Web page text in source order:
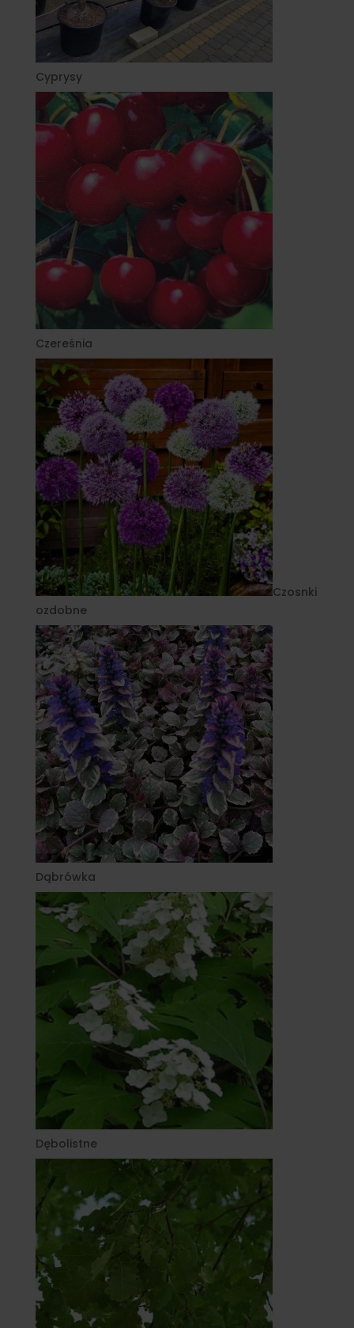
Cyprysy
Czereśnia
Czosnki
ozdobne
Dąbrówka
Dębolistne